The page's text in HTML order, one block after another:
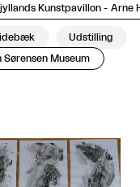
Museum
Kunstpavillon - Arne
Udstilling